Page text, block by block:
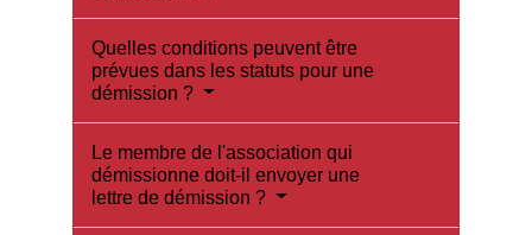
Quelles conditions peuvent être
prévues dans les statuts pour une
démission ?
Le membre de l'association qui
démissionne doit-il envoyer une
lettre de démission ?